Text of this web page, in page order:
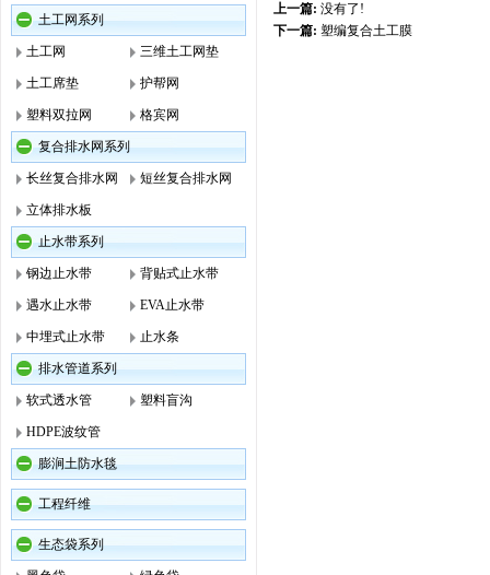
土工网系列
土工网 三维土工网垫
土工席垫 护帮网
塑料双拉网 格宾网
复合排水网系列
长丝复合排水网 短丝复合排水网
立体排水板
止水带系列
钢边止水带 背贴式止水带
遇水止水带 EVA止水带
中埋式止水带 止水条
排水管道系列
软式透水管 塑料盲沟
HDPE波纹管
膨涧土防水毯
工程纤维
生态袋系列
上一篇: 没有了!
下一篇: 塑编复合土工膜